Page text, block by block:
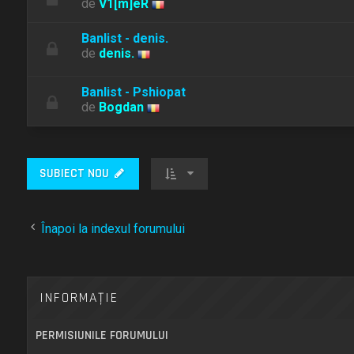
de V1[m]eR
Banlist - denis.
de denis.
Banlist - Pshiopat
de Bogdan
SUBIECT NOU
Înapoi la indexul forumului
INFORMAŢIE
PERMISIUNILE FORUMULUI